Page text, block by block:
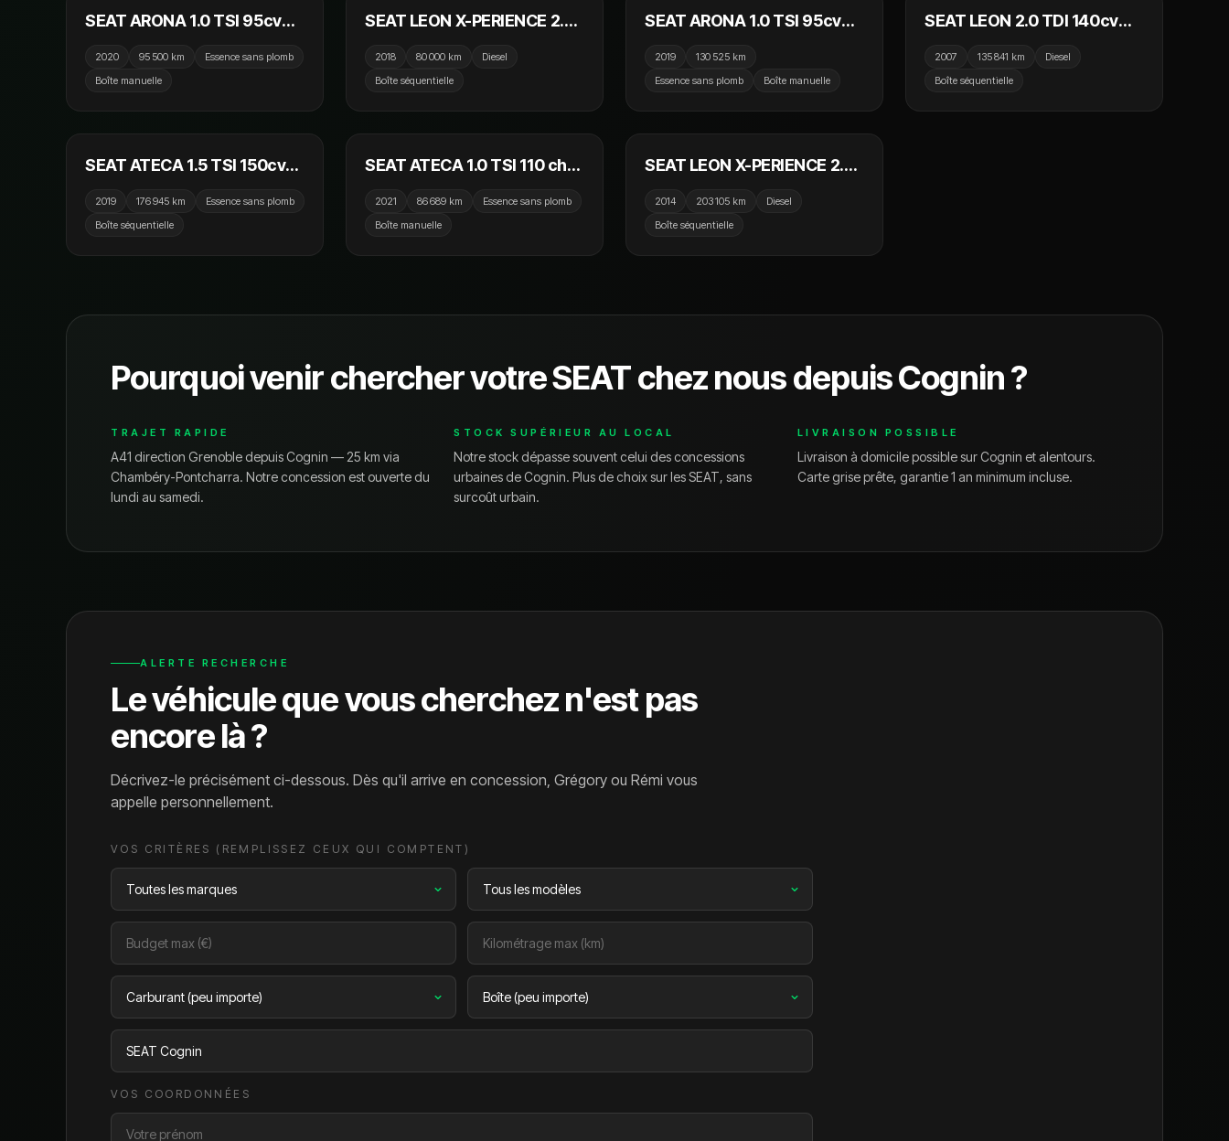
SEAT ARONA 1.0 TSI 95cv
CarPlay / Camera
2020 95 500 km
Essence sans plomb
Boîte manuelle
SEAT LEON X-PERIENCE 2.0
Toit Ouvrant / Camera /
2018 80 000 km
Diesel
Boîte séquentielle
SEAT ARONA 1.0 TSI 95cv
CarPlay / GPS / Camera
2019
130 525 km
Essence sans plomb
Boîte manuelle
SEAT LEON 2.0 TDI 140cv
Chauffants
2007 135 841 km
Diesel
Boîte séquentielle
12 990 €
SEAT ATECA 1.5 TSI 150cv
GPS / Caméra de recul /
2019 176 945 km
Essence sans plomb
Boîte séquentielle
15 790 €
SEAT ATECA 1.0 TSI 110 ch
Keyless Go / Ecran Tactile /
2021 86 689 km
Essence sans plomb
Boîte manuelle
11 990 €
SEAT LEON X-PERIENCE 2.0
2014 203 105 km
Diesel
Boîte séquentielle
Pourquoi venir chercher votreSEATchez nous depuisCognin?
TRAJET RAPIDE
A41 direction Grenoble depuis Cognin — 25 km via
Chambéry-Pontcharra. Notre concession est ouverte du
lundi au samedi.
STOCK SUPÉRIEUR AU LOCAL
Notre stock dépasse souvent celui des concessions
urbaines deCognin. Plus de choix sur lesSEAT, sans
surcoût urbain.
LIVRAISON POSSIBLE
Livraison à domicile possible surCognin et alentours.
Carte grise prête, garantie 1 an minimum incluse.
ALERTE RECHERCHE
Le véhicule que vous cherchez n'est pas
encore là ?
Décrivez-le précisément ci-dessous. Dès qu'il arrive en concession, Grégory ou Rémi vous
appelle personnellement.
VOS CRITÈRES (REMPLISSEZ CEUX QUI COMPTENT)
VOS COORDONNÉES